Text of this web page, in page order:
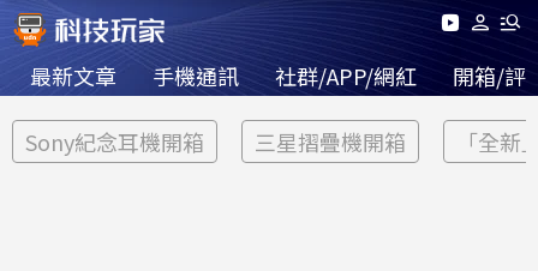
最新文章 手機通訊 社群/APP/網紅 開箱/評
Sony紀念耳機開箱 三星摺疊機開箱 「全新